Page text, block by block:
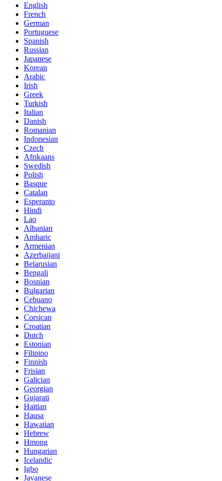
English
French
German
Portuguese
Spanish
Russian
Japanese
Korean
Arabic
Irish
Greek
Turkish
Italian
Danish
Romanian
Indonesian
Czech
Afrikaans
Swedish
Polish
Basque
Catalan
Esperanto
Hindi
Lao
Albanian
Amharic
Armenian
Azerbaijani
Belarusian
Bengali
Bosnian
Bulgarian
Cebuano
Chichewa
Corsican
Croatian
Dutch
Estonian
Filipino
Finnish
Frisian
Galician
Georgian
Gujarati
Haitian
Hausa
Hawaiian
Hebrew
Hmong
Hungarian
Icelandic
Igbo
Javanese